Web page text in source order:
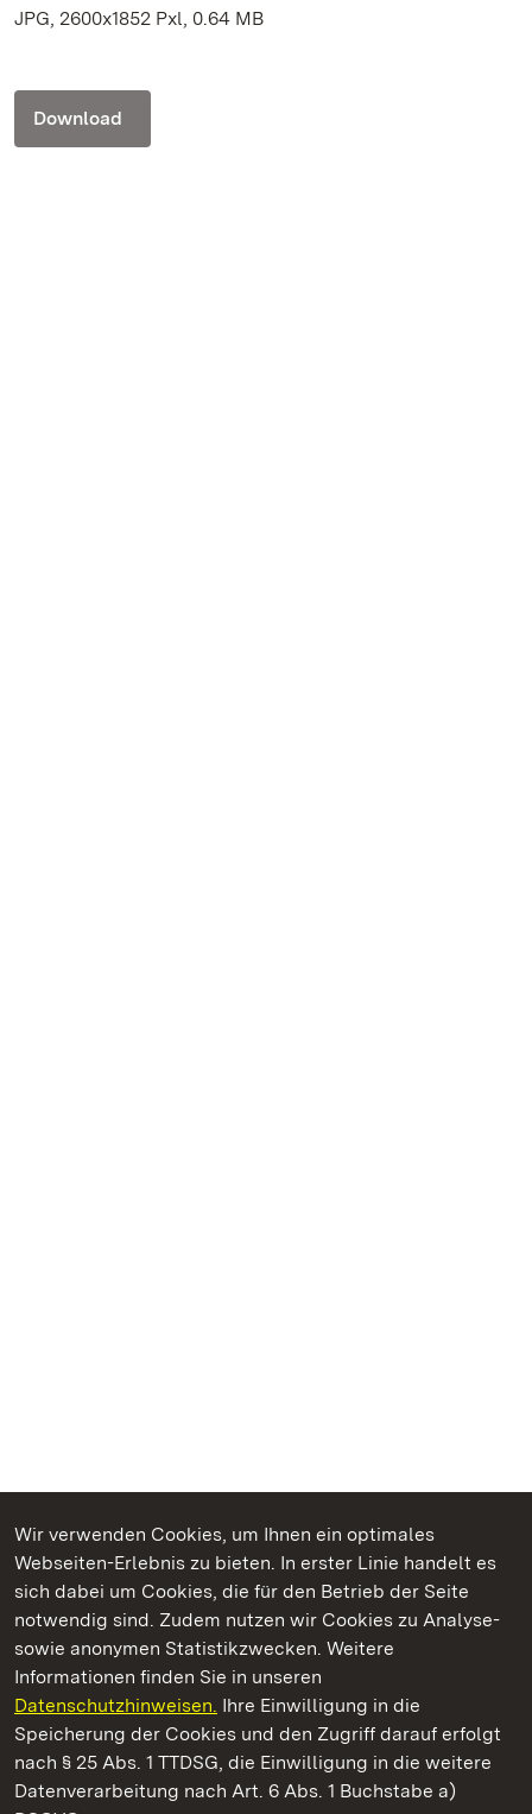
Wir verwenden Cookies, um Ihnen ein optimales
Webseiten-Erlebnis zu bieten. In erster Linie handelt es
sich dabei um Cookies, die für den Betrieb der Seite
notwendig sind. Zudem nutzen wir Cookies zu Analyse-
sowie anonymen Statistikzwecken. Weitere
Informationen finden Sie in unseren
Datenschutzhinweisen. Ihre Einwilligung in die
Speicherung der Cookies und den Zugriff darauf erfolgt
nach § 25 Abs. 1 TTDSG, die Einwilligung in die weitere
Datenverarbeitung nach Art. 6 Abs. 1 Buchstabe a)
JPG, 2600x1852 Pxl, 0.64 MB
Download
Kommen. Staunen. Genießen.
Staatliche Schlösser und Gärten Baden‑Württemberg
Staatliche Schlösser und Gärten Baden-Württemberg